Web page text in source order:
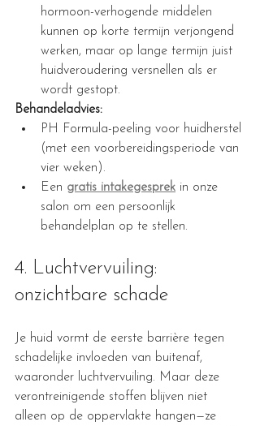
hormoon-verhogende middelen
kunnen op korte termijn verjongend
werken, maar op lange termijn juist
huidveroudering versnellen als er
wordt gestopt.
Behandeladvies:
PH Formula-peeling voor huidherstel
(met een voorbereidingsperiode van
vier weken).
Een gratis intakegesprek in onze
salon om een persoonlijk
behandelplan op te stellen.
4. Luchtvervuiling:
onzichtbare schade
Je huid vormt de eerste barrière tegen
schadelijke invloeden van buitenaf,
waaronder luchtvervuiling. Maar deze
verontreinigende stoffen blijven niet
alleen op de oppervlakte hangen—ze